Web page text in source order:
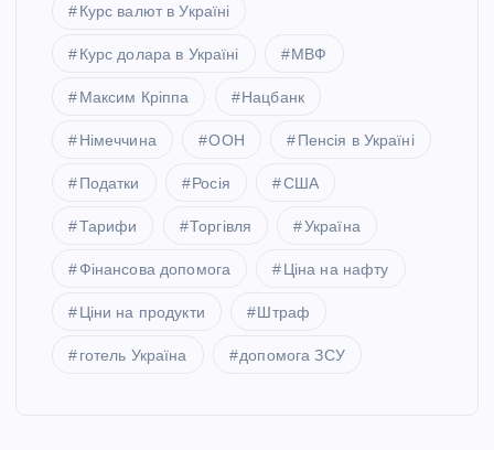
Курс валют в Україні
Курс долара в Україні МВФ
Максим Кріппа Нацбанк
Німеччина ООН Пенсія в Україні
Податки Росія США
Тарифи Торгівля Україна
Фінансова допомога Ціна на нафту
Ціни на продукти Штраф
готель Україна допомога ЗСУ